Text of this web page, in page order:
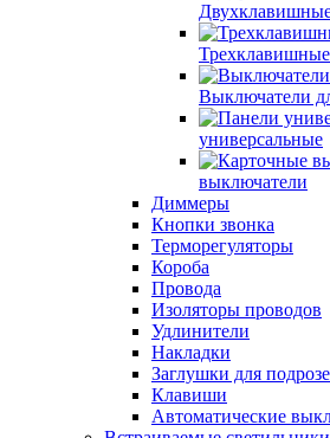
Выключатели
универсальные
выключатели
Диммеры
Кнопки звонка
Терморегуляторы
Короба
Провода
Изоляторы проводов
Удлинители
Накладки
Заглушки для
Клавиши
Автоматические